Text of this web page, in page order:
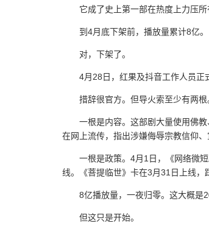
它成了史上第一部在热度上力压
到4月底下架前，播放量累计8亿。
对，下架了。
4月28日，红果及抖音工作人员正
措辞很官方。但导火索至少有两根
一根是内容。这部剧大量使用佛
在网上流传，指出涉嫌侮辱宗教信仰
一根是政策。4月1日，《网络微
线。《菩提临世》卡在3月31日上线，
8亿播放量，一夜归零。这大概是
但这只是开始。